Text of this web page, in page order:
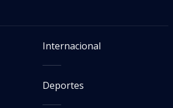
Internacional
Deportes